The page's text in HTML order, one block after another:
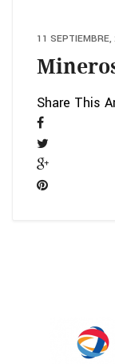
11
Share This